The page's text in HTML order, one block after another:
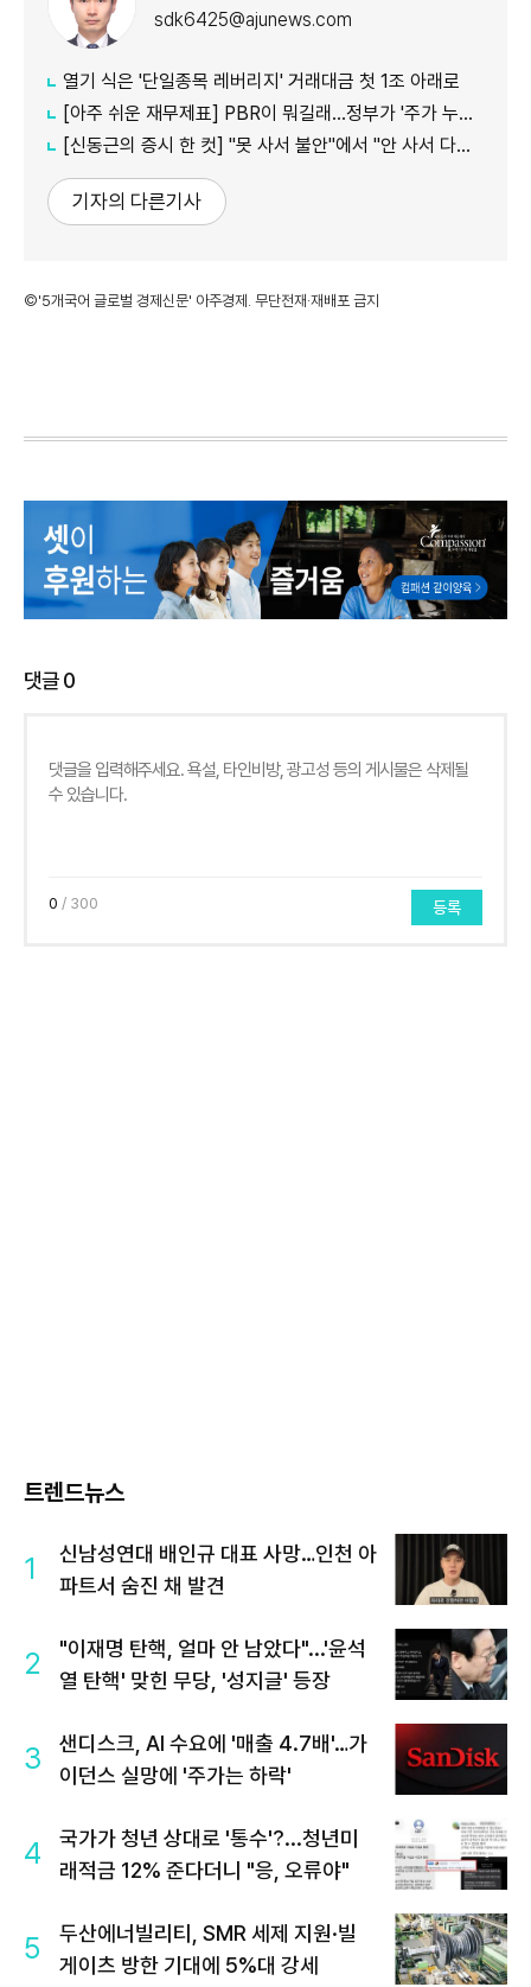
sdk6425@ajunews.com
열기 식은 '단일종목 레버리지' 거래대금 첫 1조 아래로
[아주 쉬운 재무제표] PBR이 뭐길래…정부가 '주가 누르기'에 칼 빼든 이유
[신동근의 증시 한 컷] "못 사서 불안"에서 "안 사서 다행"으로…증시 덮친 '조모'
기자의 다른기사
©'5개국어 글로벌 경제신문' 아주경제. 무단전재·재배포 금지
댓글0
0 / 300 등록
트렌드뉴스
1
신남성연대 배인규 대표 사망…인천 아
파트서 숨진 채 발견
2
"이재명 탄핵, 얼마 안 남았다"...'윤석
열 탄핵' 맞힌 무당, '성지글' 등장
3
샌디스크, AI 수요에 '매출 4.7배'…가
이던스 실망에 '주가는 하락'
4
국가가 청년 상대로 '통수'?...청년미
래적금 12% 준다더니 "응, 오류야"
5
두산에너빌리티, SMR 세제 지원·빌
게이츠 방한 기대에 5%대 강세